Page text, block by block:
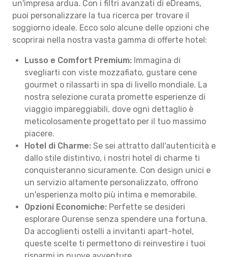
un'impresa ardua. Con i filtri avanzati di eDreams,
puoi personalizzare la tua ricerca per trovare il
soggiorno ideale. Ecco solo alcune delle opzioni che
scoprirai nella nostra vasta gamma di offerte hotel:
Lusso e Comfort Premium: Immagina di
svegliarti con viste mozzafiato, gustare cene
gourmet o rilassarti in spa di livello mondiale. La
nostra selezione curata promette esperienze di
viaggio impareggiabili, dove ogni dettaglio è
meticolosamente progettato per il tuo massimo
piacere.
Hotel di Charme: Se sei attratto dall'autenticità e
dallo stile distintivo, i nostri hotel di charme ti
conquisteranno sicuramente. Con design unici e
un servizio altamente personalizzato, offrono
un'esperienza molto più intima e memorabile.
Opzioni Economiche: Perfette se desideri
esplorare Ourense senza spendere una fortuna.
Da accoglienti ostelli a invitanti apart-hotel,
queste scelte ti permettono di reinvestire i tuoi